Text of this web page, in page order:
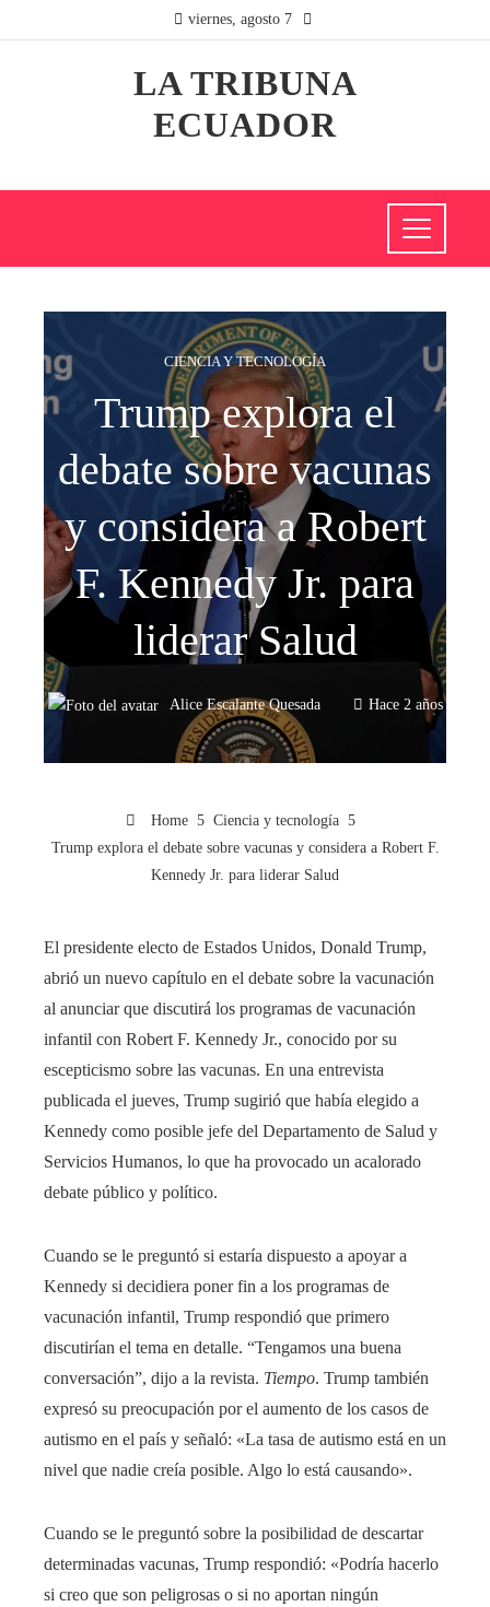
viernes, agosto 7
LA TRIBUNA
ECUADOR
CIENCIA Y TECNOLOGÍA
Trump explora el
debate sobre vacunas
y considera a Robert
F. Kennedy Jr. para
liderar Salud
Alice Escalante Quesada Hace 2 años
Home
Ciencia y tecnología
Trump explora el debate sobre vacunas y considera a Robert F.
Kennedy Jr. para liderar Salud
El presidente electo de Estados Unidos, Donald Trump,
abrió un nuevo capítulo en el debate sobre la vacunación
al anunciar que discutirá los programas de vacunación
infantil con Robert F. Kennedy Jr., conocido por su
escepticismo sobre las vacunas. En una entrevista
publicada el jueves, Trump sugirió que había elegido a
Kennedy como posible jefe del Departamento de Salud y
Servicios Humanos, lo que ha provocado un acalorado
debate público y político.
Cuando se le preguntó si estaría dispuesto a apoyar a
Kennedy si decidiera poner fin a los programas de
vacunación infantil, Trump respondió que primero
discutirían el tema en detalle. “Tengamos una buena
conversación”, dijo a la revista. Tiempo. Trump también
expresó su preocupación por el aumento de los casos de
autismo en el país y señaló: «La tasa de autismo está en un
nivel que nadie creía posible. Algo lo está causando».
Cuando se le preguntó sobre la posibilidad de descartar
determinadas vacunas, Trump respondió: «Podría hacerlo
si creo que son peligrosas o si no aportan ningún